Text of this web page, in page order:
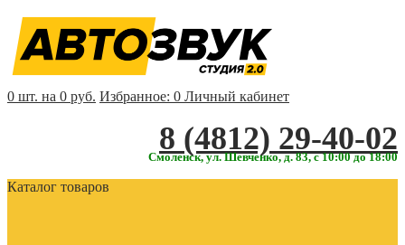
0 шт. на 0 руб. Избранное: 0 Личный кабинет
‎‎8 (4812) 29-40-02
Смоленск, ул. Шевченко, д. 83, с 10:00 до 18:00
Каталог товаров